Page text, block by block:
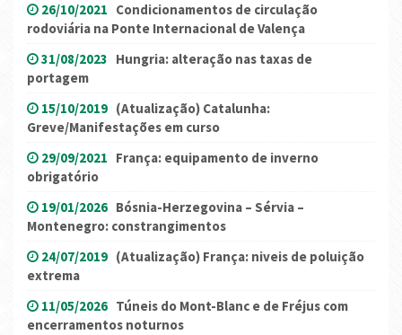
26/10/2021 Condicionamentos de circulação
rodoviária na Ponte Internacional de Valença
31/08/2023 Hungria: alteração nas taxas de
portagem
15/10/2019 (Atualização) Catalunha:
Greve/Manifestações em curso
29/09/2021 França: equipamento de inverno
obrigatório
19/01/2026 Bósnia-Herzegovina – Sérvia –
Montenegro: constrangimentos
24/07/2019 (Atualização) França: niveis de poluição
extrema
11/05/2026 Túneis do Mont-Blanc e de Fréjus com
encerramentos noturnos